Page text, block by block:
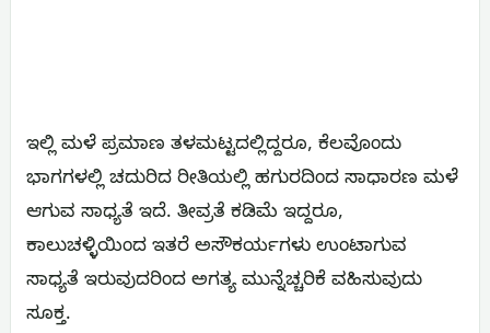
ಇಲ್ಲಿ ಮಳೆ ಪ್ರಮಾಣ ತಳಮಟ್ಟದಲ್ಲಿದ್ದರೂ, ಕೆಲವೊಂದು
ಭಾಗಗಳಲ್ಲಿ ಚದುರಿದ ರೀತಿಯಲ್ಲಿ ಹಗುರದಿಂದ ಸಾಧಾರಣ ಮಳೆ
ಆಗುವ ಸಾಧ್ಯತೆ ಇದೆ. ತೀವ್ರತೆ ಕಡಿಮೆ ಇದ್ದರೂ,
ಕಾಲುಚಳ್ಳಿಯಿಂದ ಇತರೆ ಅಸೌಕರ್ಯಗಳು ಉಂಟಾಗುವ
ಸಾಧ್ಯತೆ ಇರುವುದರಿಂದ ಅಗತ್ಯ ಮುನ್ನೆಚ್ಚರಿಕೆ ವಹಿಸುವುದು
ಸೂಕ್ತ.